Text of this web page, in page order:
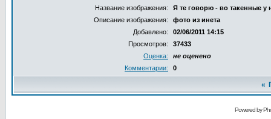
Название изображения:
Я те говорю - во такенные у
Описание изображения:
фото из инета
Добавлено:
02/06/2011 14:15
Просмотров:
37433
Оценка:
не оценено
Комментарии:
0
«
Powered by